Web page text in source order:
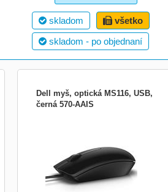
skladom
všetko
skladom - po objednaní
Dell myš, optická MS116, USB,
černá 570-AAIS
připojením, zajišťuje špičkový i po dlouhé
době. Zvyšte svou produktivitu v kanceláři
nebo doma – optická myš Dell vám
pomůže v každé sit...